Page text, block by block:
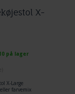
X-
på lager
X-Large
farvemix